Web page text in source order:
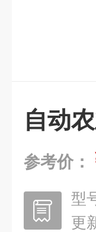
自动
参考价：
型
更